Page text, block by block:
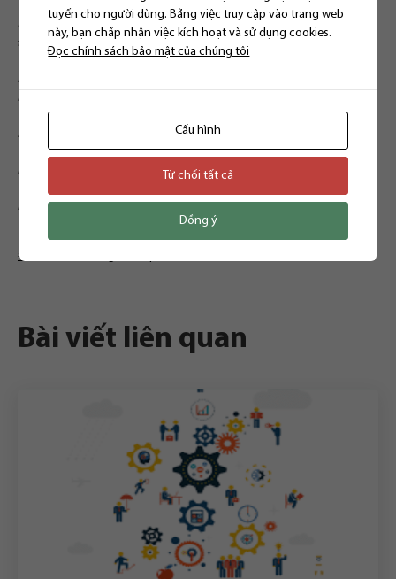
Hà Nội : Phòng 302, tầng 3, 142 Lê Duẩn, phường Khâm Thiên, quận
Đống Đa, Hà Nội
Hồ Chí Minh: Phòng 6.16 RiverGate Residence, số 151 – 155 đường
Bến Vân Đồn, Phường 6, Quận 4, TP. HCM
Facebook: https://www.facebook.com/luatsuthuongmai
Hotline: 0332.672.789
Email:
TỪ KHÓA: #doanhnghiepphasan,#luatphasan,#luatsutuvan,
#luatthienthanh
Bài viết liên quan
tuyến cho người dùng. Bằng việc truy cập vào trang web
này, bạn chấp nhận việc kích hoạt và sử dụng cookies.
Đọc chính sách bảo mật của chúng tôi
Cấu hình
Từ chối tất cả
Đồng ý